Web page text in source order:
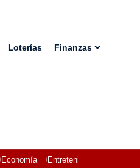
Loterías Finanzas
Economía Entretenimiento